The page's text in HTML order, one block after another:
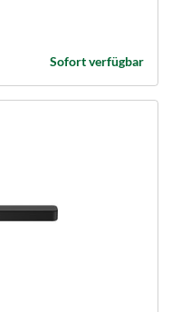
Sofort verfügbar